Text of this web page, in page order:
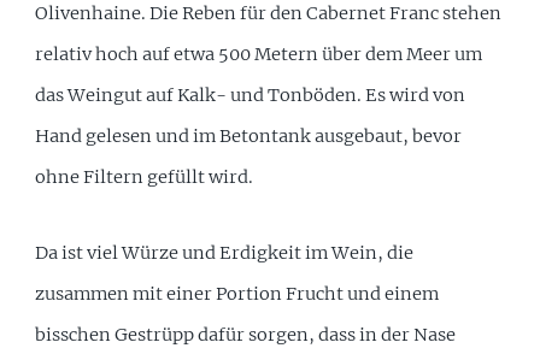
Olivenhaine. Die Reben für den Cabernet Franc stehen
relativ hoch auf etwa 500 Metern über dem Meer um
das Weingut auf Kalk- und Tonböden. Es wird von
Hand gelesen und im Betontank ausgebaut, bevor
ohne Filtern gefüllt wird.
Da ist viel Würze und Erdigkeit im Wein, die
zusammen mit einer Portion Frucht und einem
bisschen Gestrüpp dafür sorgen, dass in der Nase